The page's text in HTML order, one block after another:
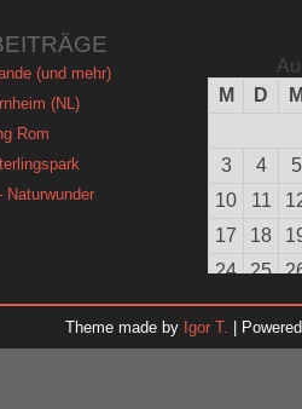
(und mehr)
(NL)
Rom
Naturwunder
M
D
3 4
5
10
11
17
18
24
25
31
Theme made by Igor T. |